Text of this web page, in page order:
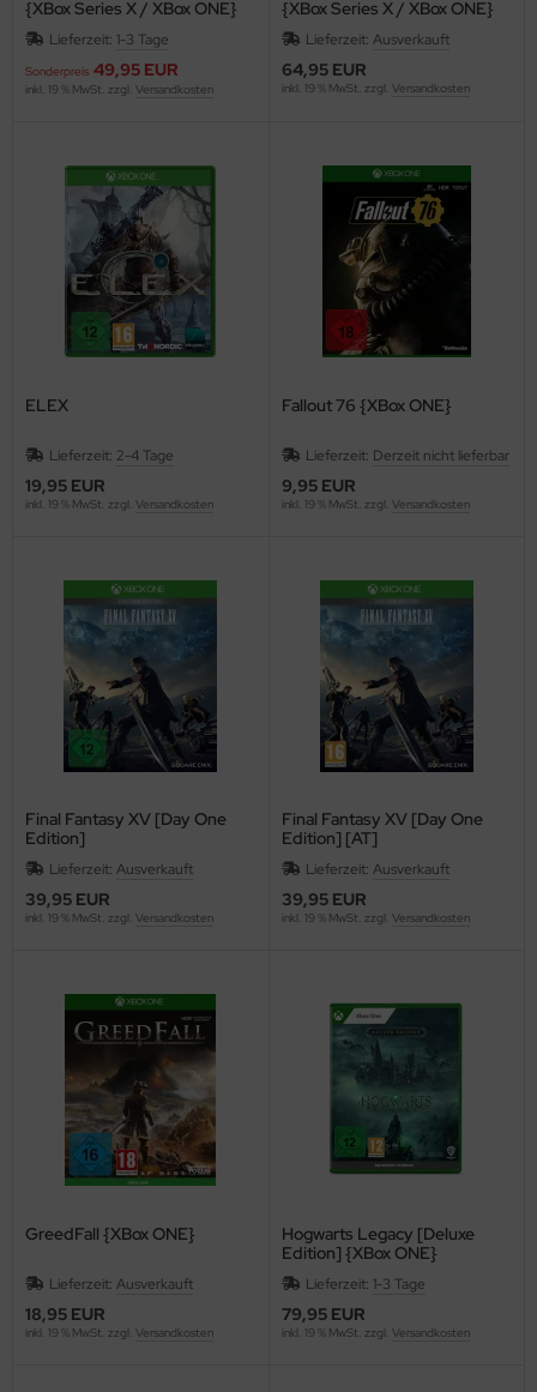
{XBox Series X / XBox ONE}
Lieferzeit: 1-3 Tage
Sonderpreis 49,95 EUR
inkl. 19 % MwSt. zzgl. Versandkosten
{XBox Series X / XBox ONE}
Lieferzeit: Ausverkauft
64,95 EUR
inkl. 19 % MwSt. zzgl. Versandkosten
ELEX
Lieferzeit: 2-4 Tage
19,95 EUR
inkl. 19 % MwSt. zzgl. Versandkosten
Fallout 76 {XBox ONE}
Lieferzeit: Derzeit nicht lieferbar
9,95 EUR
inkl. 19 % MwSt. zzgl. Versandkosten
Final Fantasy XV [Day One
Edition]
Lieferzeit: Ausverkauft
39,95 EUR
inkl. 19 % MwSt. zzgl. Versandkosten
Final Fantasy XV [Day One
Edition] [AT]
Lieferzeit: Ausverkauft
39,95 EUR
inkl. 19 % MwSt. zzgl. Versandkosten
GreedFall {XBox ONE}
Lieferzeit: Ausverkauft
18,95 EUR
inkl. 19 % MwSt. zzgl. Versandkosten
Hogwarts Legacy [Deluxe
Edition] {XBox ONE}
Lieferzeit: 1-3 Tage
79,95 EUR
inkl. 19 % MwSt. zzgl. Versandkosten